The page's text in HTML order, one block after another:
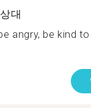
대
angry, be kind